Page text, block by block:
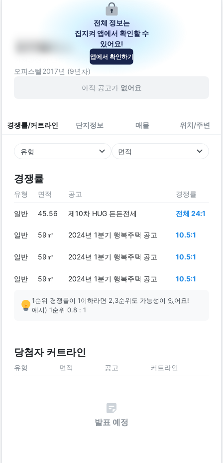
정우팰리스
인천광역시 남동구 경인로644번길 26
오피스텔 2017년 (9년차)
아직 공고가 없어요
경쟁률/커트라인 단지정보 매물 위치/주변
유형 면적
경쟁률
전체 정보는
집지켜 앱에서 확인할 수
있어요!
앱에서 확인하기
유형 면적 공고 경쟁률
일반 45.56 제10차 HUG 든든전세 전체 24:1
일반 59㎡ 2024년 1분기 행복주택 공고 10.5:1
일반 59㎡ 2024년 1분기 행복주택 공고 10.5:1
일반 59㎡ 2024년 1분기 행복주택 공고 10.5:1
1순위 경쟁률이 1이하라면 2,3순위도 가능성이 있어요!
예시) 1순위 0.8 : 1
당첨자 커트라인
유형 면적 공고 커트라인
발표 예정